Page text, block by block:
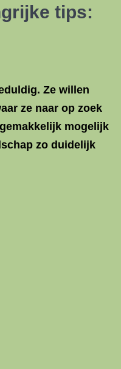
tips:
Ze willen
ze naar op zoek
mogelijk
zo duidelijk